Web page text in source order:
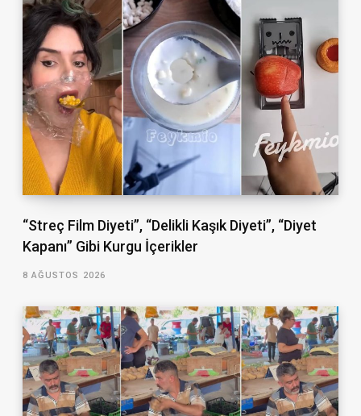
“Streç Film Diyeti”, “Delikli Kaşık Diyeti”, “Diyet
Kapanı” Gibi Kurgu İçerikler
8 AĞUSTOS 2026